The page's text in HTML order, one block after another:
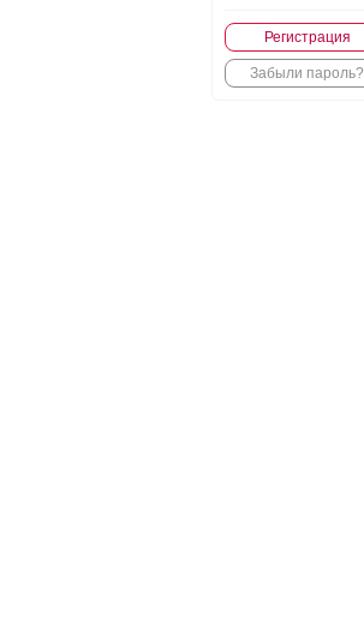
Регистрация
Забыли пароль?